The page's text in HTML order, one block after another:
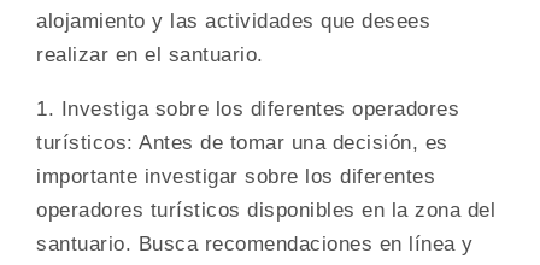
alojamiento y las actividades que desees
realizar en el santuario.
1. Investiga sobre los diferentes operadores
turísticos: Antes de tomar una decisión, es
importante investigar sobre los diferentes
operadores turísticos disponibles en la zona del
santuario. Busca recomendaciones en línea y